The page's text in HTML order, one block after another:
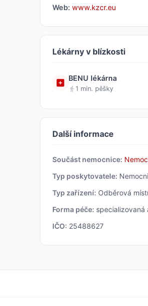
Web: www.kzcr.eu
Lékárny v blízkosti
BENU lékárna
1 min. pěšky
Další informace
Součást nemocnice:
Typ poskytovatele:
Typ zařízení: Odběrová
Forma péče: specializovaná
IČO: 25488627